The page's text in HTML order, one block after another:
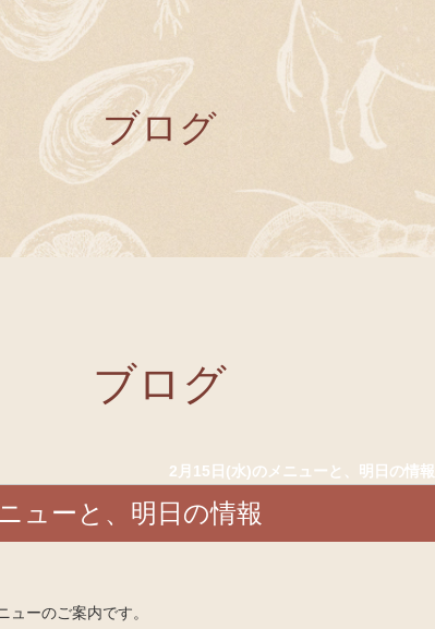
ブログ
ブログ
2月15日(水)のメニューと、明日の情報
ューと、明日の情報
ーのご案内です。